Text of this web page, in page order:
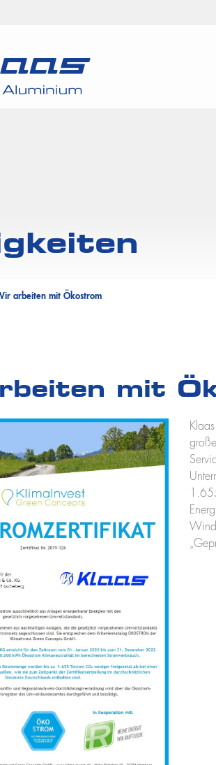
arbeiten mit Ökostrom
mit